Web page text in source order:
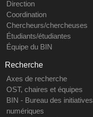
Direction
Coordination
Chercheurs/chercheuses
Étudiants/étudiantes
Équipe du BIN
Recherche
Axes de recherche
OST, chaires et équipes
BIN - Bureau des initiatives
numériques